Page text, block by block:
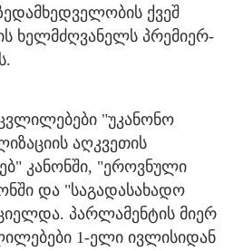
ქვეშ
ხელმძღვანელს პრემიერ-
"უკანონო
აღკვეთის
კანონში, "ეროვნული
და "საგადასახადო
პარლამენტის მიერ
1-ელი ივლისიდან